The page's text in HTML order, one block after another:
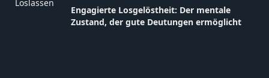
Engagierte Losgelöstheit: Der mentale
Zustand, der gute Deutungen ermöglicht